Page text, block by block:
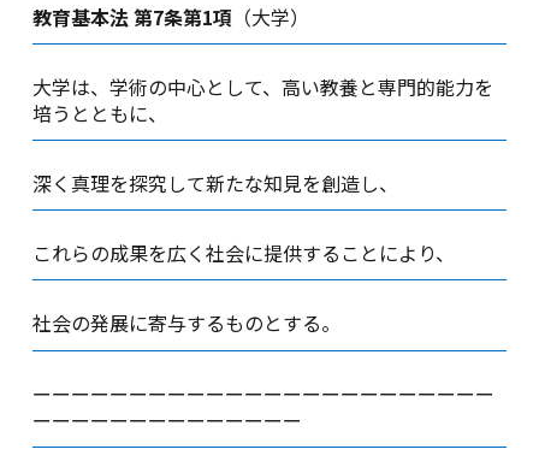
教育基本法 第7条第1項 （大学）
大学は、学術の中心として、高い教養と専門的能力を
培うとともに、
深く真理を探究して新たな知見を創造し、
これらの成果を広く社会に提供することにより、
社会の発展に寄与するものとする。
ーーーーーーーーーーーーーーーーーーーーーーーー
ーーーーーーーーーーーーーー